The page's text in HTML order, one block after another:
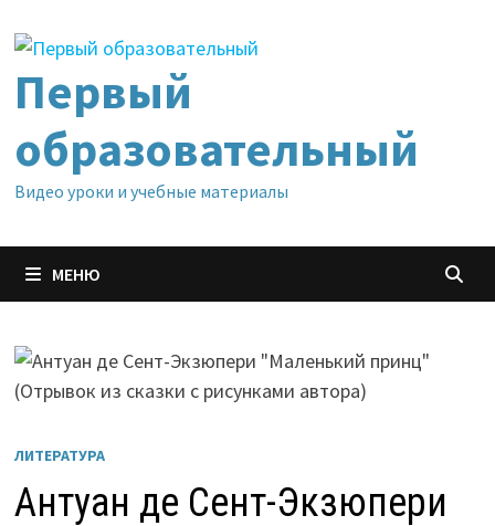
содержимому
Первый
образовательный
Видео уроки и учебные материалы
МЕНЮ
ЛИТЕРАТУРА
Антуан де Сент-Экзюпери